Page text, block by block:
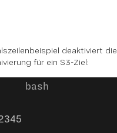
deaktiviert die
für ein S3-Ziel: